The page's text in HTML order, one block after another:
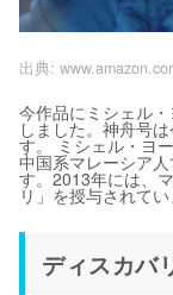
出典:
今作品にミシェル
しました。神舟号
す。 ミシェル・ヨ
中国系マレーシア
す。2013年には、
リ」を授与されてい
ディスカバ